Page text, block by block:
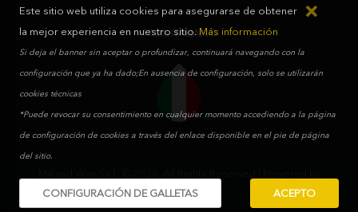
100% ITALIANO
WebMonster
Este sitio web utiliza cookies para asegurarse de obtener
la mejor experiencia en nuestro sitio. Más información
Si deja el banner sin aceptar o profundizar, continuará navegando con la
configuración que ya ha dado;En ausencia de configuración, solo se utilizarán
cookies técnicas
*Puede revocar su consentimiento en cualquier momento accediendo a la página
de configuración de cookies a través del enlace disponible en el pie de página
del sitio.
CONFIGURACIÓN DE GALLETAS ACEPTO